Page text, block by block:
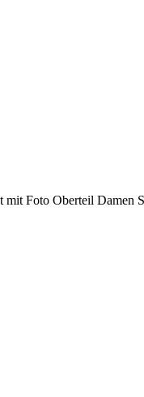
Foto Oberteil Damen